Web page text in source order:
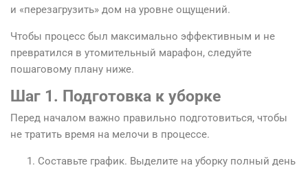
и «перезагрузить» дом на уровне ощущений.
Чтобы процесс был максимально эффективным и не
превратился в утомительный марафон, следуйте
пошаговому плану ниже.
Шаг 1. Подготовка к уборке
Перед началом важно правильно подготовиться, чтобы
не тратить время на мелочи в процессе.
Составьте график. Выделите на уборку полный день